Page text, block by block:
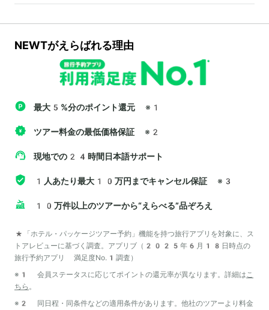
NEWTがえらばれる理由
最大5%分のポイント還元 ※1
ツアー料金の最低価格保証 ※2
現地での24時間日本語サポート
1人あたり最大10万円までキャンセル保証 ※3
10万件以上のツアーから“えらべる”品ぞろえ
*「ホテル・パッケージツアー予約」機能を持つ旅行アプリを対象に、ス
トアレビューに基づく調査。アプリブ（2025年6月18日時点の
旅行予約アプリ 満足度No.1調査）
※1 会員ステータスに応じてポイントの還元率が異なります。詳細は こ
ちら 。
※2 同日程・同条件などの適用条件があります。他社のツアーより料金